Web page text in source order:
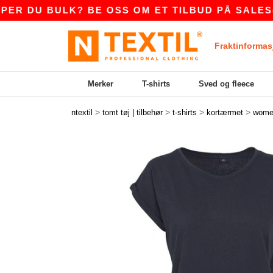
BE OSS OM ET TILBUD PÅ
Merker T-shirts Sved og fleece
ntextil > tomt tøj | tilbehør > t-shirts > kortærmet >